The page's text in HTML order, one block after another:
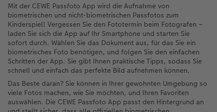
Mit der CEWE Passfoto App wird die Aufnahme von
biometrischen und nicht-biometrischen Passfotos zum
Kinderspiel! Vergessen Sie den Fototermin beim Fotografen –
laden Sie sich die App auf Ihr Smartphone und starten Sie
sofort durch. Wählen Sie das Dokument aus, für das Sie ein
biometrisches Foto benötigen, und folgen Sie den einfachen
Schritten der App. Sie gibt Ihnen praktische Tipps, sodass Sie
schnell und einfach das perfekte Bild aufnehmen können.
Das Beste daran? Sie können in Ihrer gewohnten Umgebung so
viele Fotos machen, wie Sie möchten, und Ihren Favoriten
auswählen. Die CEWE Passfoto App passt den Hintergrund an